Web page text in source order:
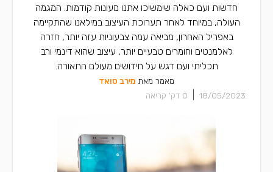
חדשות ועם כאלה שימשיכו אתנו מעונות קודמות. המגמה
העולה, במיוחד לאחר תערוכת העיצוב במילאנו שהתקיימה
באפריל האחרון, מביאה עמה צבעוניות עזה יותר, חזרה
לאלמנטים וחומרים טבעיים יותר, עיצוב שהוא דינמי ורב
תכליתי ועם דגש על חידושים מעולם התאורה.
מאמר מאת מירב סואד
18/05/2023
0 דק' קריאה